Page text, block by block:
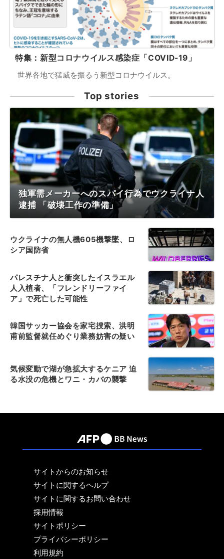
特集：新型コロナウイルス感染症「COVID-19」
世界各地で猛威を振るう新型コロナウイルス。
Top stories
独軍需メーカーへのスパイ行為でウクライナ人
逮捕 「破壊工作の準備」
ウクライナの無人機605機撃墜、ロ
シア国防省
パレスチナ人と衝突したイスラエル
人入植者、「フレンドリーファイ
ア」で死亡した可能性
韓国サッカー協会を家宅捜索、洪明
甫前監督就任めぐり業務妨害の疑い
気候変動で湖が急拡大するケニア 迫
る水没の危機とワニ・カバの襲撃
サイトからのお知らせ
サイトに関するヘルプ
サイトに関するお問い合わせ
採用情報
サイトポリシー
プライバシーポリシー
利用規約